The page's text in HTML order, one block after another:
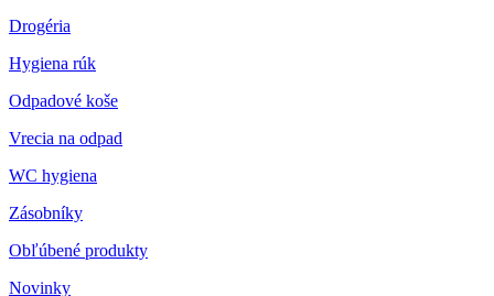
Drogéria
Hygiena rúk
Odpadové koše
Vrecia na odpad
WC hygiena
Zásobníky
Obľúbené produkty
Novinky